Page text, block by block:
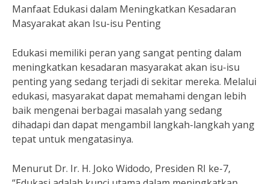
Manfaat Edukasi dalam Meningkatkan Kesadaran
Masyarakat akan Isu-isu Penting
Edukasi memiliki peran yang sangat penting dalam
meningkatkan kesadaran masyarakat akan isu-isu
penting yang sedang terjadi di sekitar mereka. Melalui
edukasi, masyarakat dapat memahami dengan lebih
baik mengenai berbagai masalah yang sedang
dihadapi dan dapat mengambil langkah-langkah yang
tepat untuk mengatasinya.
Menurut Dr. Ir. H. Joko Widodo, Presiden RI ke-7,